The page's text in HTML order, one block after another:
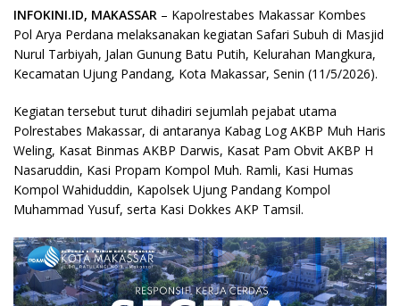
INFOKINI.ID, MAKASSAR – Kapolrestabes Makassar Kombes
Pol Arya Perdana melaksanakan kegiatan Safari Subuh di Masjid
Nurul Tarbiyah, Jalan Gunung Batu Putih, Kelurahan Mangkura,
Kecamatan Ujung Pandang, Kota Makassar, Senin (11/5/2026).
Kegiatan tersebut turut dihadiri sejumlah pejabat utama
Polrestabes Makassar, di antaranya Kabag Log AKBP Muh Haris
Weling, Kasat Binmas AKBP Darwis, Kasat Pam Obvit AKBP H
Nasaruddin, Kasi Propam Kompol Muh. Ramli, Kasi Humas
Kompol Wahiduddin, Kapolsek Ujung Pandang Kompol
Muhammad Yusuf, serta Kasi Dokkes AKP Tamsil.